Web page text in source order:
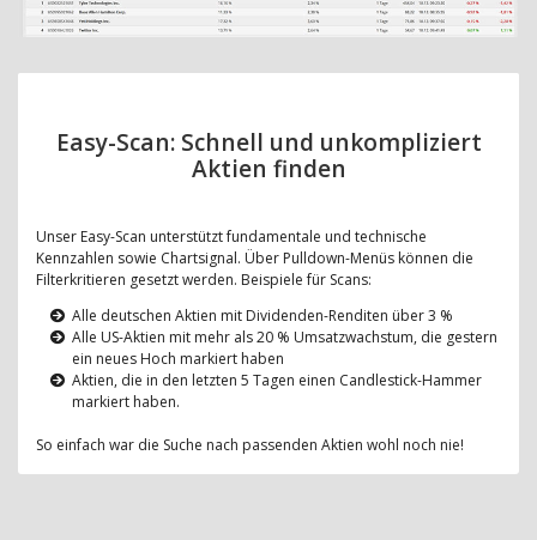
Easy-Scan: Schnell und unkompliziert
Aktien finden
Unser Easy-Scan unterstützt fundamentale und technische
Kennzahlen sowie Chartsignal. Über Pulldown-Menüs können die
Filterkritieren gesetzt werden. Beispiele für Scans:
Alle deutschen Aktien mit Dividenden-Renditen über 3 %
Alle US-Aktien mit mehr als 20 % Umsatzwachstum, die gestern
ein neues Hoch markiert haben
Aktien, die in den letzten 5 Tagen einen Candlestick-Hammer
markiert haben.
So einfach war die Suche nach passenden Aktien wohl noch nie!